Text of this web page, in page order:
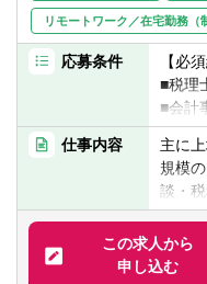
リモートワーク／在宅勤務（
応募条件
【必
■税理
■会計
以上）
■ＰＣ
【歓
■税理
【求め
仕事内容
主に
規模
談・
具体
■クラ
この求人から
申し込む